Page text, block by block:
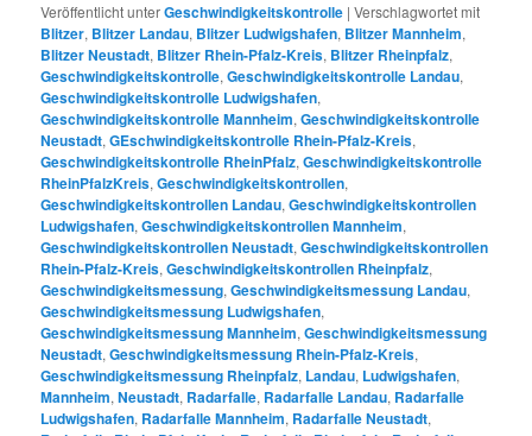
Veröffentlicht unterGeschwindigkeitskontrolle |Verschlagwortet mit
Blitzer, Blitzer Landau, Blitzer Ludwigshafen, Blitzer Mannheim,
Blitzer Neustadt, Blitzer Rhein-Pfalz-Kreis, Blitzer Rheinpfalz,
Geschwindigkeitskontrolle,Geschwindigkeitskontrolle Landau,
Geschwindigkeitskontrolle Ludwigshafen,
Geschwindigkeitskontrolle Mannheim,Geschwindigkeitskontrolle
Neustadt,GEschwindigkeitskontrolle Rhein-Pfalz-Kreis,
Geschwindigkeitskontrolle RheinPfalz,Geschwindigkeitskontrolle
RheinPfalzKreis,Geschwindigkeitskontrollen,
Geschwindigkeitskontrollen Landau,Geschwindigkeitskontrollen
Ludwigshafen,Geschwindigkeitskontrollen Mannheim,
Geschwindigkeitskontrollen Neustadt,Geschwindigkeitskontrollen
Rhein-Pfalz-Kreis,Geschwindigkeitskontrollen Rheinpfalz,
Geschwindigkeitsmessung,Geschwindigkeitsmessung Landau,
Geschwindigkeitsmessung Ludwigshafen,
Geschwindigkeitsmessung Mannheim,Geschwindigkeitsmessung
Neustadt,Geschwindigkeitsmessung Rhein-Pfalz-Kreis,
Geschwindigkeitsmessung Rheinpfalz, Landau, Ludwigshafen,
Mannheim,Neustadt, Radarfalle, Radarfalle Landau, Radarfalle
Ludwigshafen, Radarfalle Mannheim, Radarfalle Neustadt,